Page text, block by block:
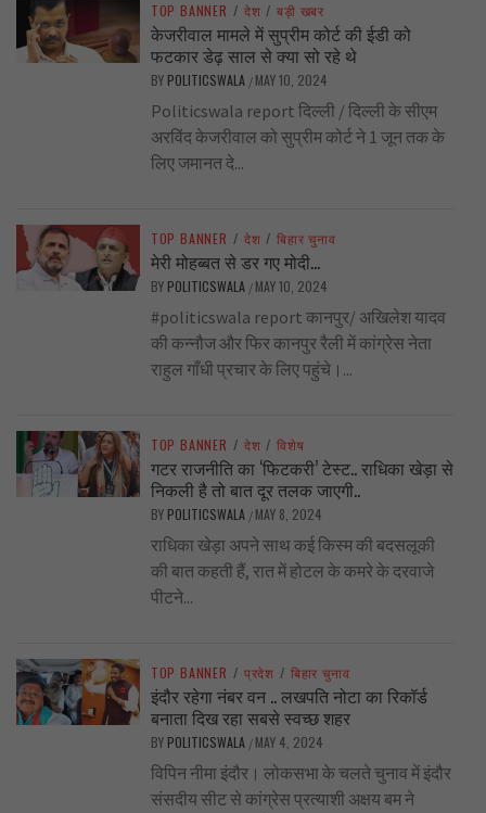
TOP BANNER / देश / बड़ी खबर
केजरीवाल मामले में सुप्रीम कोर्ट की ईडी को
फटकार डेढ़ साल से क्या सो रहे थे
BY POLITICSWALA / MAY 10, 2024
Politicswala report दिल्ली / दिल्ली के सीएम
अरविंद केजरीवाल को सुप्रीम कोर्ट ने 1 जून तक के
लिए जमानत दे...
TOP BANNER / देश / बिहार चुनाव
मेरी मोहब्बत से डर गए मोदी…
BY POLITICSWALA / MAY 10, 2024
#politicswala report कानपुर/ अखिलेश यादव
की कन्नौज और फिर कानपुर रैली में कांग्रेस नेता
राहुल गाँधी प्रचार के लिए पहुंचे।...
TOP BANNER / देश / विशेष
गटर राजनीति का ‘फिटकरी’ टेस्ट.. राधिका खेड़ा से
निकली है तो बात दूर तलक जाएगी..
BY POLITICSWALA / MAY 8, 2024
राधिका खेड़ा अपने साथ कई किस्म की बदसलूकी
की बात कहती हैं, रात में होटल के कमरे के दरवाजे
पीटने...
TOP BANNER / प्रदेश / बिहार चुनाव
इंदौर रहेगा नंबर वन .. लखपति नोटा का रिकॉर्ड
बनाता दिख रहा सबसे स्वच्छ शहर
BY POLITICSWALA / MAY 4, 2024
विपिन नीमा इंदौर। लोकसभा के चलते चुनाव में इंदौर
संसदीय सीट से कांग्रेस प्रत्याशी अक्षय बम ने